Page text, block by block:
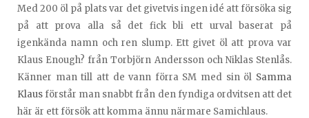
Med 200 öl på plats var det givetvis ingen idé att försöka sig
på att prova alla så det fick bli ett urval baserat på
igenkända namn och ren slump. Ett givet öl att prova var
Klaus Enough? från Torbjörn Andersson och Niklas Stenlås.
Känner man till att de vann förra SM med sin öl Samma
Klaus förstår man snabbt från den fyndiga ordvitsen att det
här är ett försök att komma ännu närmare Samichlaus.